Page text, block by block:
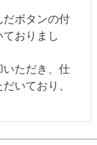
だボタンの付
おりまし
いただき、仕
いており、